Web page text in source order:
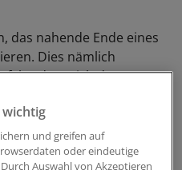
das nahende Ende eines
Dies nämlich
dass sich das
verlangsamt und damit
beeinflusst.
erst vom
und greifen auf
oder eindeutige
Auswahl von Akzeptieren